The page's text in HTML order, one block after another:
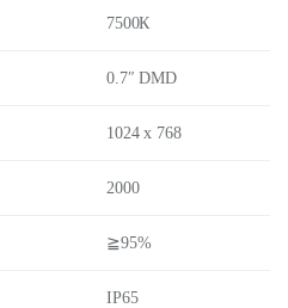
7500К
0.7″ DMD
1024 x 768
2000
≧95%
IP65